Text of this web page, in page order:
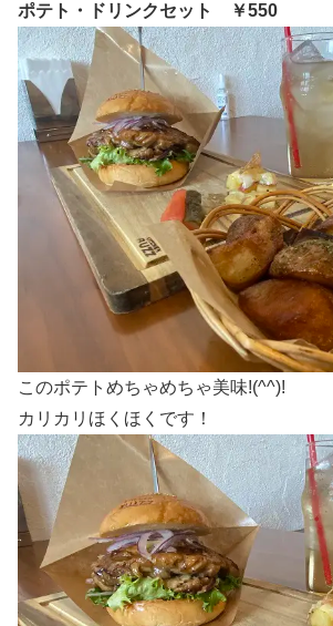
ポテト・ドリンクセット ￥550
このポテトめちゃめちゃ美味!(^^)!
カリカリほくほくです！